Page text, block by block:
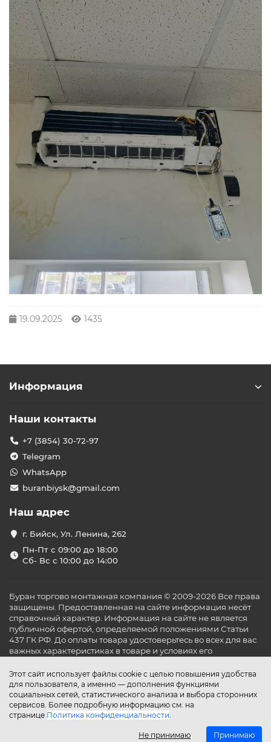
19.09.2025 1435
Этот сайт использует файлы cookie с целью повышения удобства
для пользователя, а именно — дополнения функциями
социальных сетей, статистического анализа и выбора сторонних
сервисов. Более подробную информацию см. на
странице Политика конфиденциальности.
Не принимаю Принимаю
Информация
Наши контакты
+7 (3854) 30-72-97
Telegram
WhatsApp
buranbiysk@gmail.com
Наш адрес
г. Бийск, Ул. Ленина, 262
Пн-Пт с 09:00 до 18:00
Сб- Вс с 10:00 до 14:00
Буран торгово монтажная компания © 2009-2026 Все права
защищены. Предоставленная на сайте информация несёт
справочный характер. Информация на сайте не является
публичной офертой, определяемой положениями Статьи
437 ГК РФ. До оплаты товара удостоверьтесь во всех для вас
важных характеристиках в товаре и условиях его